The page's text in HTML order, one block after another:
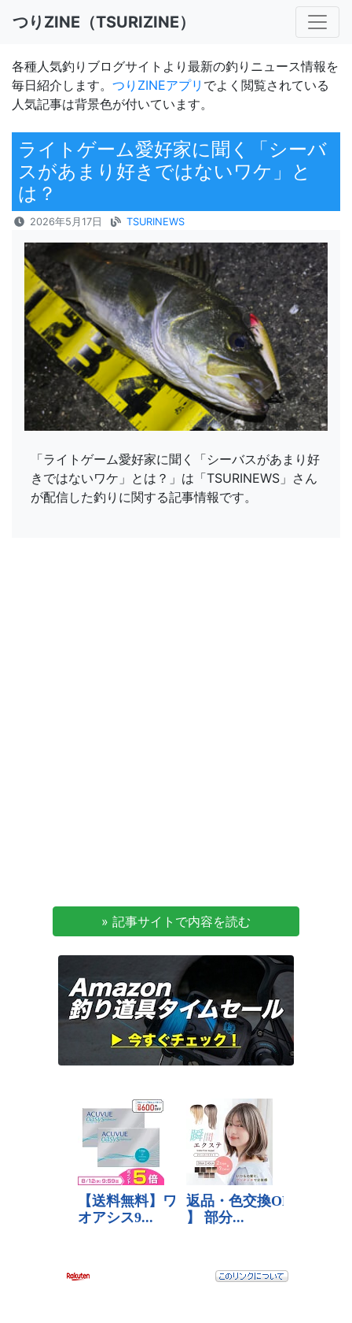
つりZINE（TSURIZINE）
各種人気釣りブログサイトより最新の釣りニュース情報を
毎日紹介します。 つりZINEアプリ でよく閲覧されている
人気記事は背景色が付いています。
ライトゲーム愛好家に聞く「シーバ
スがあまり好きではないワケ」と
は？
2026年5月17日 TSURINEWS
「ライトゲーム愛好家に聞く「シーバスがあまり好
きではないワケ」とは？」は「TSURINEWS」さん
が配信した釣りに関する記事情報です。
» 記事サイトで内容を読む